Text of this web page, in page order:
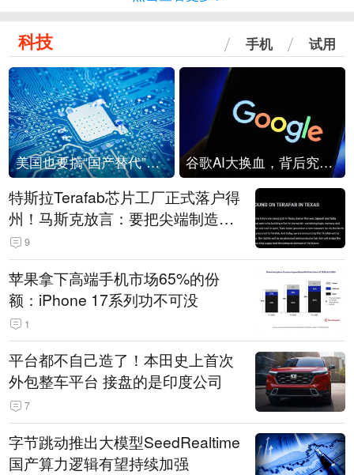
科技 手机 试用
美国也要搞“国产替代”？先算清三笔账 谷歌AI大换血，背后究竟发生了什么？
特斯拉Terafab芯片工厂正式落户得
州！马斯克放言：要把尖端制造带
回美国
9
苹果拿下高端手机市场65%的份
额：iPhone 17系列功不可没
1
平台都不自己造了！本田史上首次
外包整车平台 接盘的是印度公司
7
字节跳动推出大模型SeedRealtime
国产算力逻辑有望持续加强